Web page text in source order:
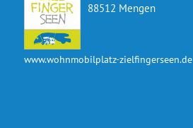
88512 Mengen
www.wohnmobilplatz-zielfingerseen.de